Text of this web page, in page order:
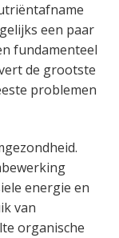
een paar
fundamenteel
de grootste
problemen
energie en
van
organische